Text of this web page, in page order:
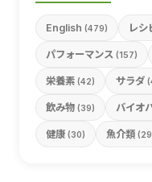
English (479) レシ
パフォーマンス (157)
栄養素 (42) サラダ
飲み物 (39) バイオ
健康 (30) 魚介類